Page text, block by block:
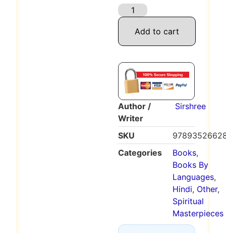
Add to cart
Author /
Writer
Sirshree
SKU
Categories
Books,
Books By
Languages,
Hindi, Other,
Spiritual
Masterpieces